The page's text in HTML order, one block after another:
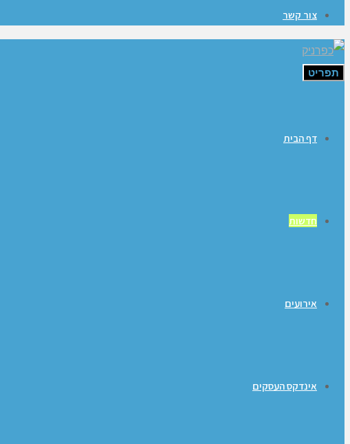
צור קשר
תפריט
דף הבית
חדשות
אירועים
אינדקס העסקים